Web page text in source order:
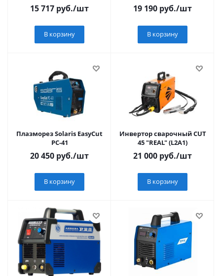
вылет 150мм
15 717 руб./шт
В корзину
19 190 руб./шт
В корзину
Плазморез Solaris EasyCut
PC-41
20 450 руб./шт
В корзину
Инвертор сварочный CUT
45 "REAL" (L2A1)
21 000 руб./шт
В корзину